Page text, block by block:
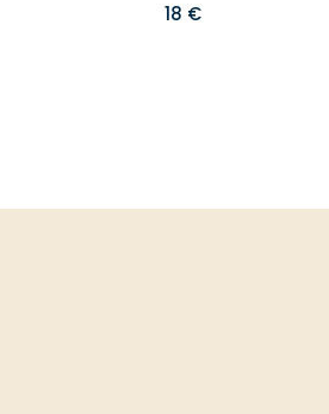
18 €